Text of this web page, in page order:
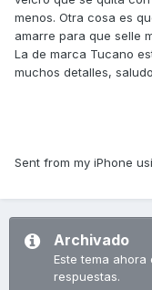
menos. Otra cosa es
amarre para que selle
La de marca Tucano
muchos detalles,
Sent from my iPhone
Archivado
Este tema
respuestas.